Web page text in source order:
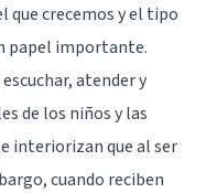
que crecemos y el tipo
papel importante.
atender y
de los niños y las
interiorizan que al ser
cuando reciben